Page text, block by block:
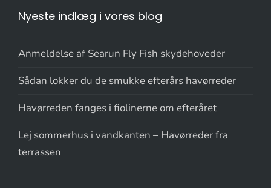
Nyeste indlæg i vores blog
Anmeldelse af Searun Fly Fish skydehoveder
Sådan lokker du de smukke efterårs havørreder
Havørreden fanges i fiolinerne om efteråret
Lej sommerhus i vandkanten – Havørreder fra
terrassen